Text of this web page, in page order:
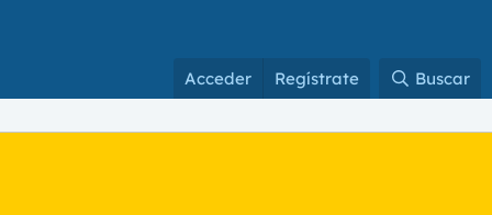
Acceder Regístrate Buscar